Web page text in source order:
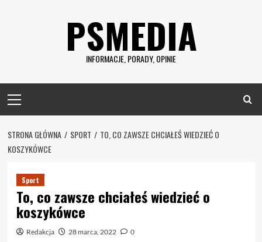
PSMEDIA
INFORMACJE, PORADY, OPINIE
Menu
STRONA GŁÓWNA SPORT
TO, CO ZAWSZE CHCIAŁEŚ WIEDZIEĆ O
KOSZYKÓWCE
Sport
To, co zawsze chciałeś wiedzieć o
koszykówce
Redakcja 28 marca, 2022 0